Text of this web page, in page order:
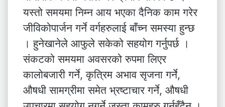
यस्तो समयमा निम्न आय भएका दैनिक काम गरेर
जीविकोपार्जन गर्ने वर्गहरुलाई बाँच्न समस्या हुन्छ
। हुनेखानेले आफुले सकेको सहयोग गर्नुपर्छ ।
संकटको समयमा अवसरको रुपमा लिएर
कालोबजारी गर्ने, कृत्रिम अभाव सृजना गर्ने,
औषधी सामग्रीमा समेत भ्रष्टाचार गर्ने, औषधी